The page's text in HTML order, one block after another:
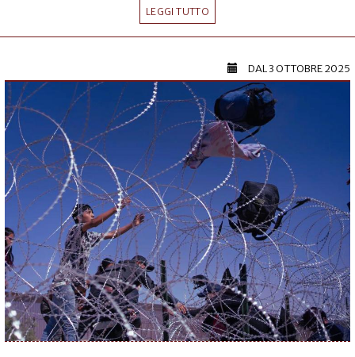
LEGGI TUTTO
DAL3 OTTOBRE 2025